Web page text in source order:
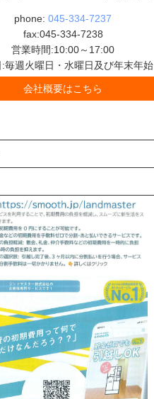
phone: 045-334-7237
fax:045-334-7238
営業時間:10:00～17:00
:毎週火曜日・水曜日及び年末年始
会社概要はこちら